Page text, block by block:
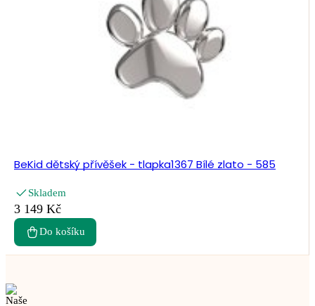
BeKid dětský přívěšek - tlapka1367 Bílé zlato - 585
Skladem
3 149 Kč
Do košíku